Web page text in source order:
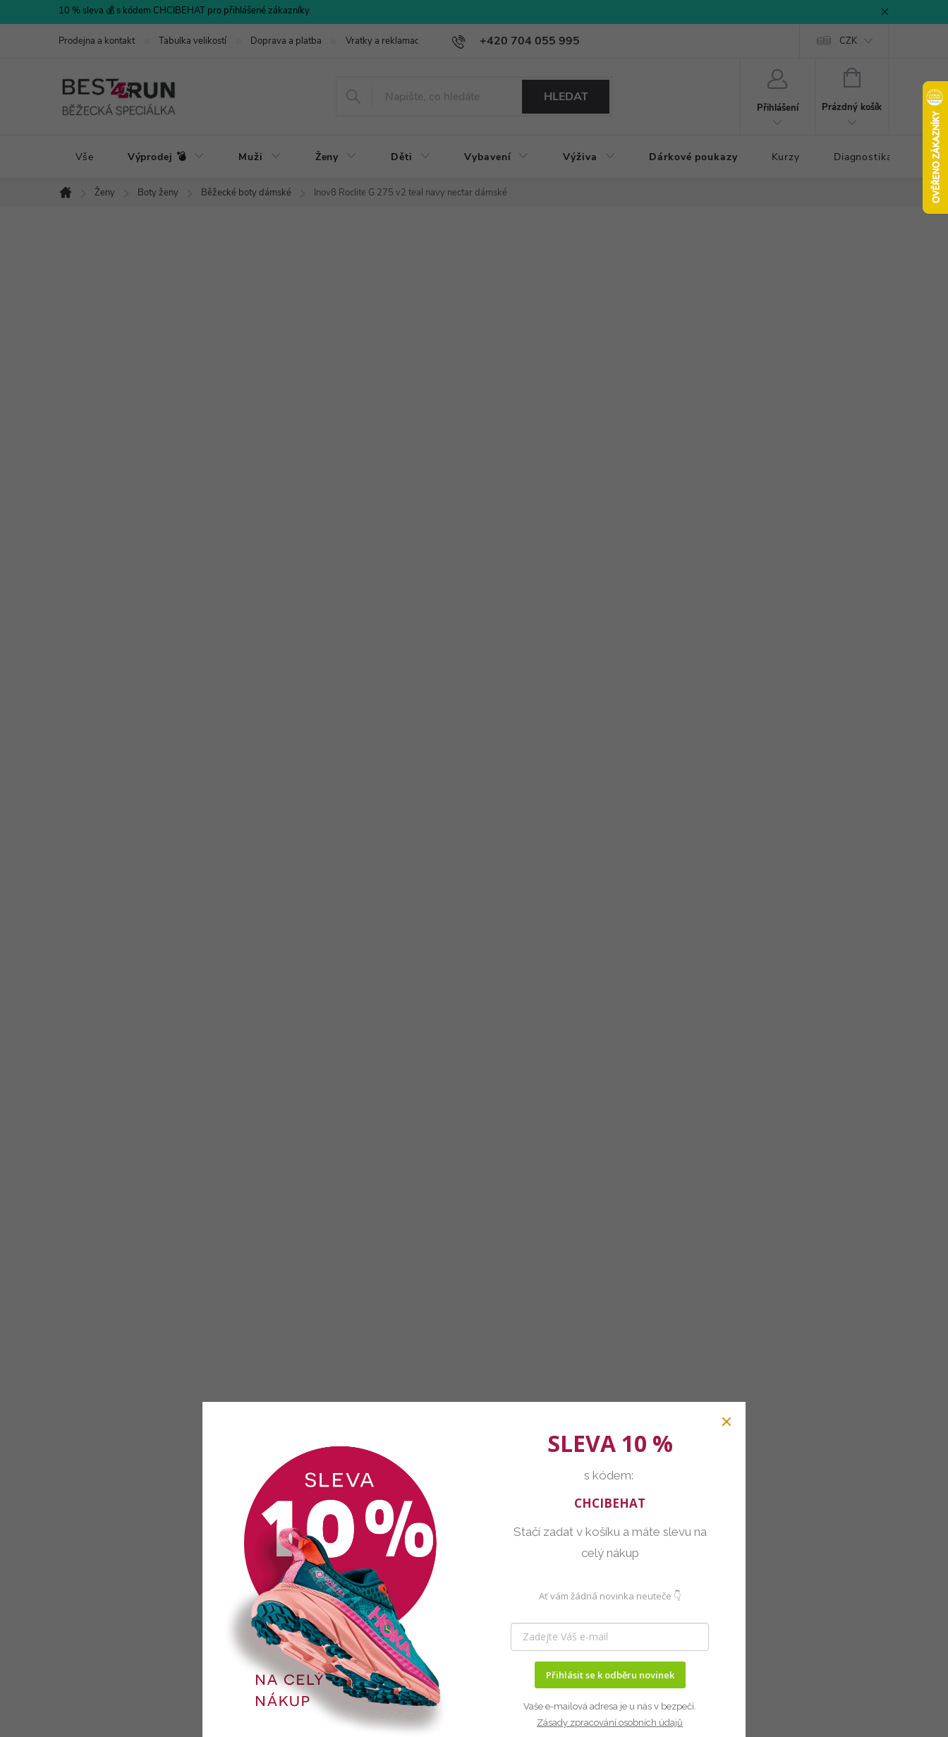
na
10 % sleva 💰 s kódem CHCIBEHAT pro přihlášené zákazníky
+420 704 055 995
Prodejna a kontakt Tabulka velikostí Doprava a platba Vratky a reklamace CZK
HLEDAT
Přihlášení
NÁKUPNÍ
Prázdný košík
Vše Výprodej 💣 Muži Ženy Děti Vybavení Výživa Dárkové poukazy Kurzy Diagnostika došlapu
Domů
Ženy Boty ženy Běžecké boty dámské Inov8 Roclite G 275 v2 teal navy nectar dámské
SLEVA 10 %
s kódem:
CHCIBEHAT
Stačí zadat v košíku a máte slevu na
celý nákup
Ať vám žádná novinka neuteče 👇
Přihlásit se k odběru novinek
Vaše e-mailová adresa je u nás v bezpečí.
Zásady zpracování osobních údajů